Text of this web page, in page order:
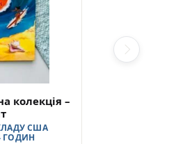
колекція –
США
ГОДИН